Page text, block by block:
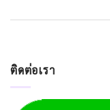
ติดต่อเรา